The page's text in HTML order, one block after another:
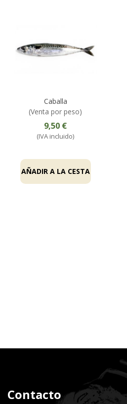
Caballa
(Venta por peso)
9,50 €
(IVA incluido)
AÑADIR A LA CESTA
Contacto